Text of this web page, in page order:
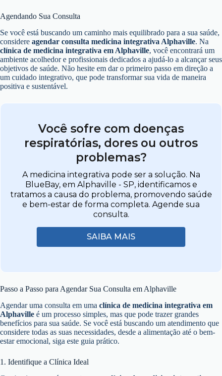
Agendando Sua Consulta
Se você está buscando um caminho mais equilibrado para a sua saúde,
considere agendar consulta medicina integrativa Alphaville. Na
clínica de medicina integrativa em Alphaville, você encontrará um
ambiente acolhedor e profissionais dedicados a ajudá-lo a alcançar seus
objetivos de saúde. Não hesite em dar o primeiro passo em direção a
um cuidado integrativo, que pode transformar sua vida de maneira
positiva e sustentável.
Você sofre com doenças
respiratórias, dores ou outros
problemas?
A medicina integrativa pode ser a solução. Na
BlueBay, em Alphaville - SP, identificamos e
tratamos a causa do problema, promovendo saúde
e bem-estar de forma completa. Agende sua
consulta.
SAIBA MAIS
Passo a Passo para Agendar Sua Consulta em Alphaville
Agendar uma consulta em uma clínica de medicina integrativa em
Alphaville é um processo simples, mas que pode trazer grandes
benefícios para sua saúde. Se você está buscando um atendimento que
considere todas as suas necessidades, desde a alimentação até o bem-
estar emocional, siga este guia prático.
1. Identifique a Clínica Ideal